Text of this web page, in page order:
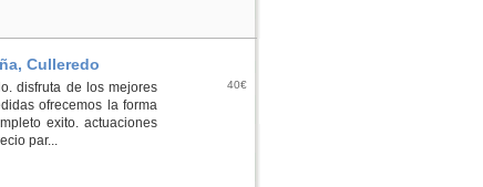
Culleredo
disfruta de los mejores
ofrecemos la forma
exito. actuaciones
par...
40€